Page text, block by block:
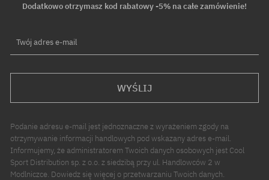
Dodatkowo otrzymasz kod rabatowy -5% na całe zamówienie!
Twój adres e-mail
WYŚLIJ
Podanie adresu e-mail jest jednoznaczne z wyrażeniem zgody na
otrzymywanie informacji handlowych pod wskazany adres e-mail.
Informujemy, że administratorem Twoich danych osobowych jest Cool
Sport Distribution sp. z o.o. z siedzibą przy ul. Handlowców 2 w
Modlniczce. Dowiedz się więcej o przetwarzaniu Twoich danych.